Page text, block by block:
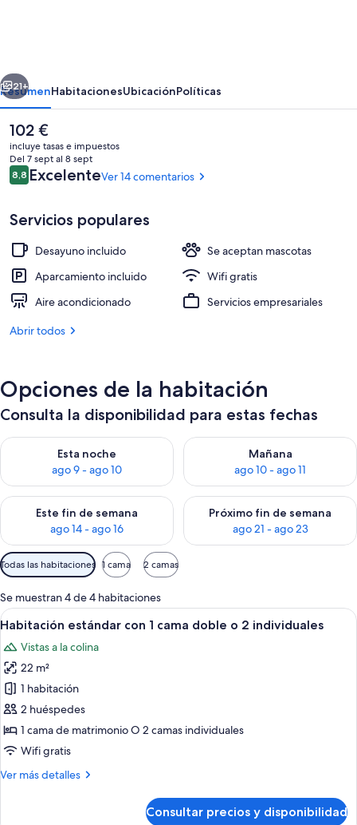
Alberese,
Grosseto
Vistas desde la habitación
Siguiente
21+
ResumenHabitacionesUbicaciónPolíticas
El
precio
actual
es
de
102 €
incluye tasas e impuestos
Del 7 sept al 8 sept
Comentarios
8,88,8 de 10
ExcelenteVer 14 comentarios
Servicios populares
Desayuno incluido
Se aceptan mascotas
Aparcamiento incluido
Wifi gratis
Aire acondicionado
Servicios empresariales
Abrir todos
Opciones de la habitación
Consulta la disponibilidad para estas fechas
Esta noche
ago 9 - ago 10
Consulta la disponibilidad para esta noche, ago 9 - ago 10
Mañana
ago 10 - ago 11
Consulta la disponibilidad
Este fin de semana
ago 14 - ago 16
Consulta la disponibilidad para este fin de semana, ago 14 -
Próximo fin de semana
ago 21 - ago 23
Consulta la disponibilidad
Filtros
disponibles
para
las
habitaciones
Todas las habitaciones 1 cama 2 camas
Se muestran 4 de 4 habitaciones
Abrir
todas
las
fotos
de
Habitación
estándar
con
cama
Una habitación de hotel con dos
13
Habitación estándar con 1 cama doble o 2 individuales
Vistas a la colina
22 m²
1 habitación
2 huéspedes
1 cama de matrimonio O 2 camas individuales
Wifi gratis
Ver más detalles
Más
Consultar precios y disponibilidad